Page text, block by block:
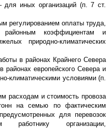
для иных организаций (п. 7 ст.
регулированием оплаты труда,
коэффициентам и
природно-климатических
в районах Крайнего Севера
районах европейского Севера и
климатическими условиями (п.
расходам и стоимость провоза
на семью по фактическим
для перевозок
работнику организации,